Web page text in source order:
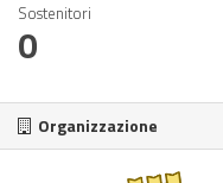
Sostenitori
0
Organizzazione